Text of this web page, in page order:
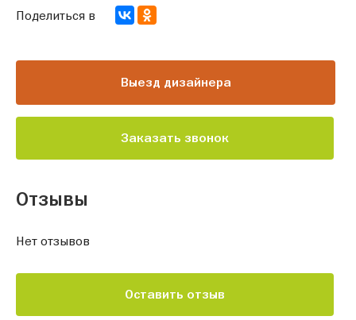
Выезд дизайнера
Заказать звонок
Поделиться в
Отзывы
Нет отзывов
Оставить отзыв